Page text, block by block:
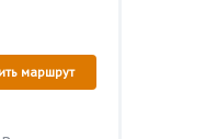
маршрут